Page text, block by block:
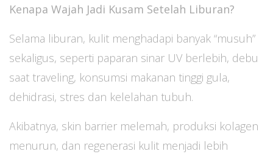
Kenapa Wajah Jadi Kusam Setelah Liburan?
Selama liburan, kulit menghadapi banyak “musuh”
sekaligus, seperti paparan sinar UV berlebih, debu
saat traveling, konsumsi makanan tinggi gula,
dehidrasi, stres dan kelelahan tubuh.
Akibatnya, skin barrier melemah, produksi kolagen
menurun, dan regenerasi kulit menjadi lebih